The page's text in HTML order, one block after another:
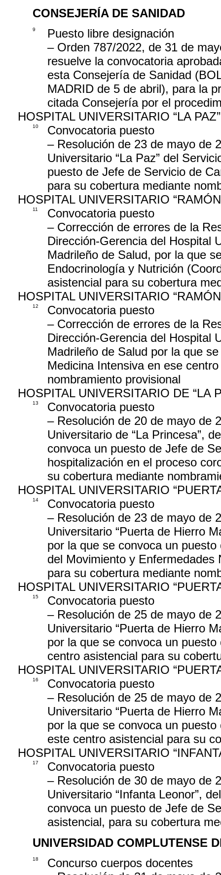
CONSEJERÍA DE SANIDAD
9
Puesto libre designación
– Orden 787/2022, de 31 de
resuelve la convocatoria
esta Consejería de Sanidad
MADRID de 5 de abril), para la
citada Consejería por el
HOSPITAL UNIVERSITARIO “LA PAZ”
10
Convocatoria puesto
– Resolución de 23 de mayo de
Universitario “La Paz” del
puesto de Jefe de Servicio de
para su cobertura mediante
HOSPITAL UNIVERSITARIO
11
Convocatoria puesto
– Corrección de errores de la
Dirección-Gerencia del Hospital
Madrileño de Salud, por la que
Endocrinología y Nutrición
asistencial para su cobertura
HOSPITAL UNIVERSITARIO
12
Convocatoria puesto
– Corrección de errores de la
Dirección-Gerencia del Hospital
Madrileño de Salud por la que
Medicina Intensiva en ese
nombramiento provisional
HOSPITAL UNIVERSITARIO DE “LA
13
Convocatoria puesto
– Resolución de 20 de mayo de
Universitario de “La Princesa”,
convoca un puesto de Jefe de
hospitalización en el proceso
su cobertura mediante
HOSPITAL UNIVERSITARIO
14
Convocatoria puesto
– Resolución de 23 de mayo de
Universitario “Puerta de Hierro
por la que se convoca un
del Movimiento y
para su cobertura mediante
HOSPITAL UNIVERSITARIO
15
Convocatoria puesto
– Resolución de 25 de mayo de
Universitario “Puerta de Hierro
por la que se convoca un
centro asistencial para su
HOSPITAL UNIVERSITARIO
16
Convocatoria puesto
– Resolución de 25 de mayo de
Universitario “Puerta de Hierro
por la que se convoca un
este centro asistencial para su
HOSPITAL UNIVERSITARIO
17
Convocatoria puesto
– Resolución de 30 de mayo de
Universitario “Infanta Leonor”,
convoca un puesto de Jefe de
asistencial, para su cobertura
UNIVERSIDAD COMPLUTENSE
18
Concurso cuerpos docentes